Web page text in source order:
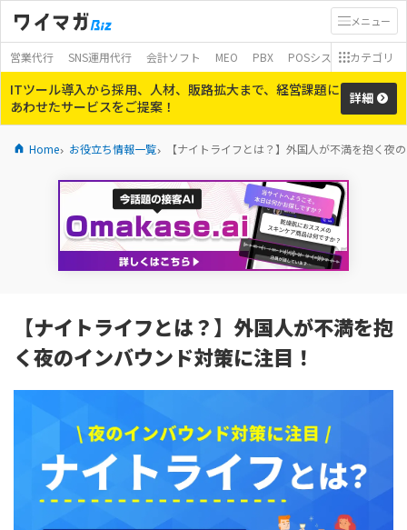
メニュー
営業代行 SNS運用代行 会計ソフト MEO PBX POSシステム モバイ
カテゴリ
ITツール導入から採用、人材、販路拡大まで、経営課題に
あわせたサービスをご提案！
詳細
Home お役立ち情報一覧 【ナイトライフとは？】外国人が不満を抱く夜
【ナイトライフとは？】外国人が不満を抱
く夜のインバウンド対策に注目！